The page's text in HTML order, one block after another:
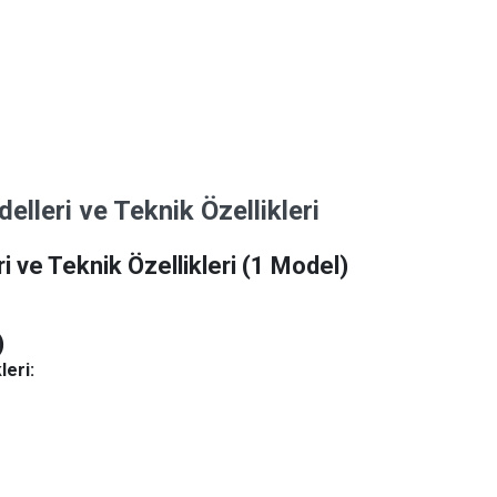
ve Teknik Özellikleri
ve Teknik Özellikleri (1 Model)